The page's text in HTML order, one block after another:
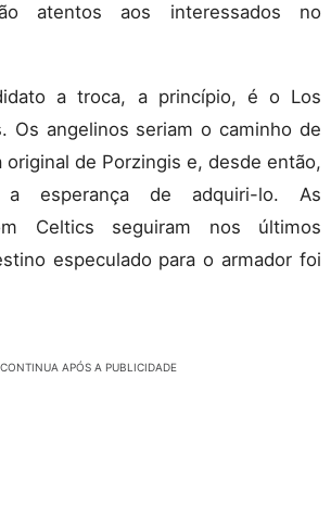
atentos aos interessados no
a troca, a princípio, é o Los
Os angelinos seriam o caminho de
original de Porzingis e, desde então,
a esperança de adquiri-lo. As
Celtics seguiram nos últimos
especulado para o armador foi
CONTINUA APÓS A PUBLICIDADE